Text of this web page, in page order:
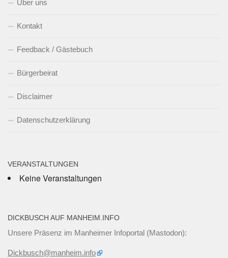
Über uns
Kontakt
Feedback / Gästebuch
Bürgerbeirat
Disclaimer
Datenschutzerklärung
VERANSTALTUNGEN
Keine Veranstaltungen
DICKBUSCH AUF MANHEIM.INFO
Unsere Präsenz im Manheimer Infoportal (Mastodon):
Dickbusch@manheim.info